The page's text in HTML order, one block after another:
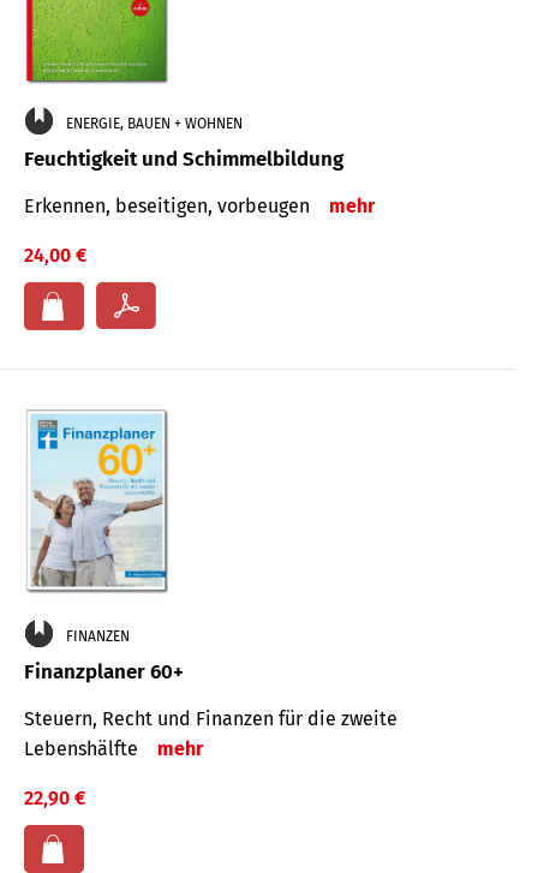
ENERGIE, BAUEN + WOHNEN
Feuchtigkeit und Schimmelbildung
Erkennen, beseitigen, vorbeugen mehr
24,00 €
FINANZEN
Finanzplaner 60+
Steuern, Recht und Finanzen für die zweite
Lebenshälfte
mehr
22,90 €